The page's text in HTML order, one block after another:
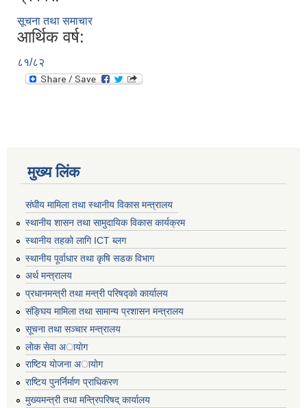
सूचना तथा समाचार
आर्थिक वर्ष:
८१/८२
मुख्य लिंक
संघीय मामिला तथा स्थानीय विकास मन्त्रालय
स्थानीय शासन तथा सामुदायिक विकास कार्यक्रम
स्थानीय तहको लागि ICT ब्लग
स्थानीय पूर्वाधार तथा कृषि सडक विभाग
अर्थ मन्त्रालय
प्रधानमन्त्री तथा मन्त्री परिषद्काे कार्यालय
संङ्घिय मामिला तथा सामान्य प्रशासन मन्त्रालय
सूचना तथा सञ्चार मन्त्रालय
लाेक सेवा अायाेग
राष्टिय याेजना अायाेग
राष्टिय पुनर्निर्माण प्राधिकरण
मुख्यमन्त्री तथा मन्त्रिपरिषद् कार्यालय